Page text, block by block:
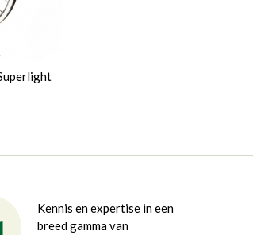
Kennis en expertise in een
breed gamma van